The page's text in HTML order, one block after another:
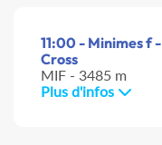
11:00 - Minimes f -
Cross
MIF - 3485 m
Plus d'infos